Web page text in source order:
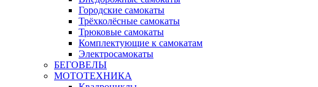
Городские самокаты
Трёхколёсные самокаты
Трюковые самокаты
Комплектующие к самокатам
Электросамокаты
БЕГОВЕЛЫ
МОТОТЕХНИКА